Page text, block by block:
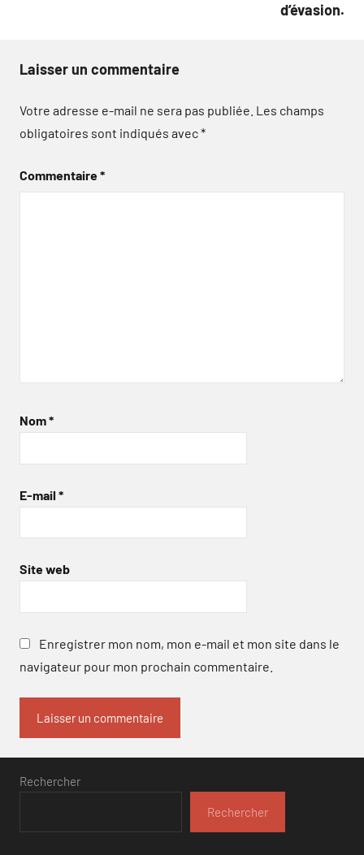
d’évasion.
Laisser un commentaire
Votre adresse e-mail ne sera pas publiée. Les champs
obligatoires sont indiqués avec*
Commentaire*
Nom*
E-mail *
Site web
Enregistrer mon nom, mon e-mail et mon site dans le
navigateur pour mon prochain commentaire.
Rechercher
Rechercher